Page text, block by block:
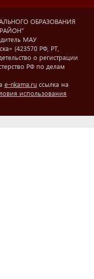
ОБРАЗОВАНИЯ
МАУ
(423570 РФ, РТ,
о регистрации
РФ по делам
e-nkama.ru ссылка на
использования